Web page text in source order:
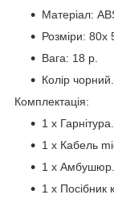
Матеріал:
Розміри: 80х
Вага: 18 р.
Колір чорний.
Комплектація:
1 х Гарнітура.
1 х Кабель
1 х Амбушюр.
1 х Посібник